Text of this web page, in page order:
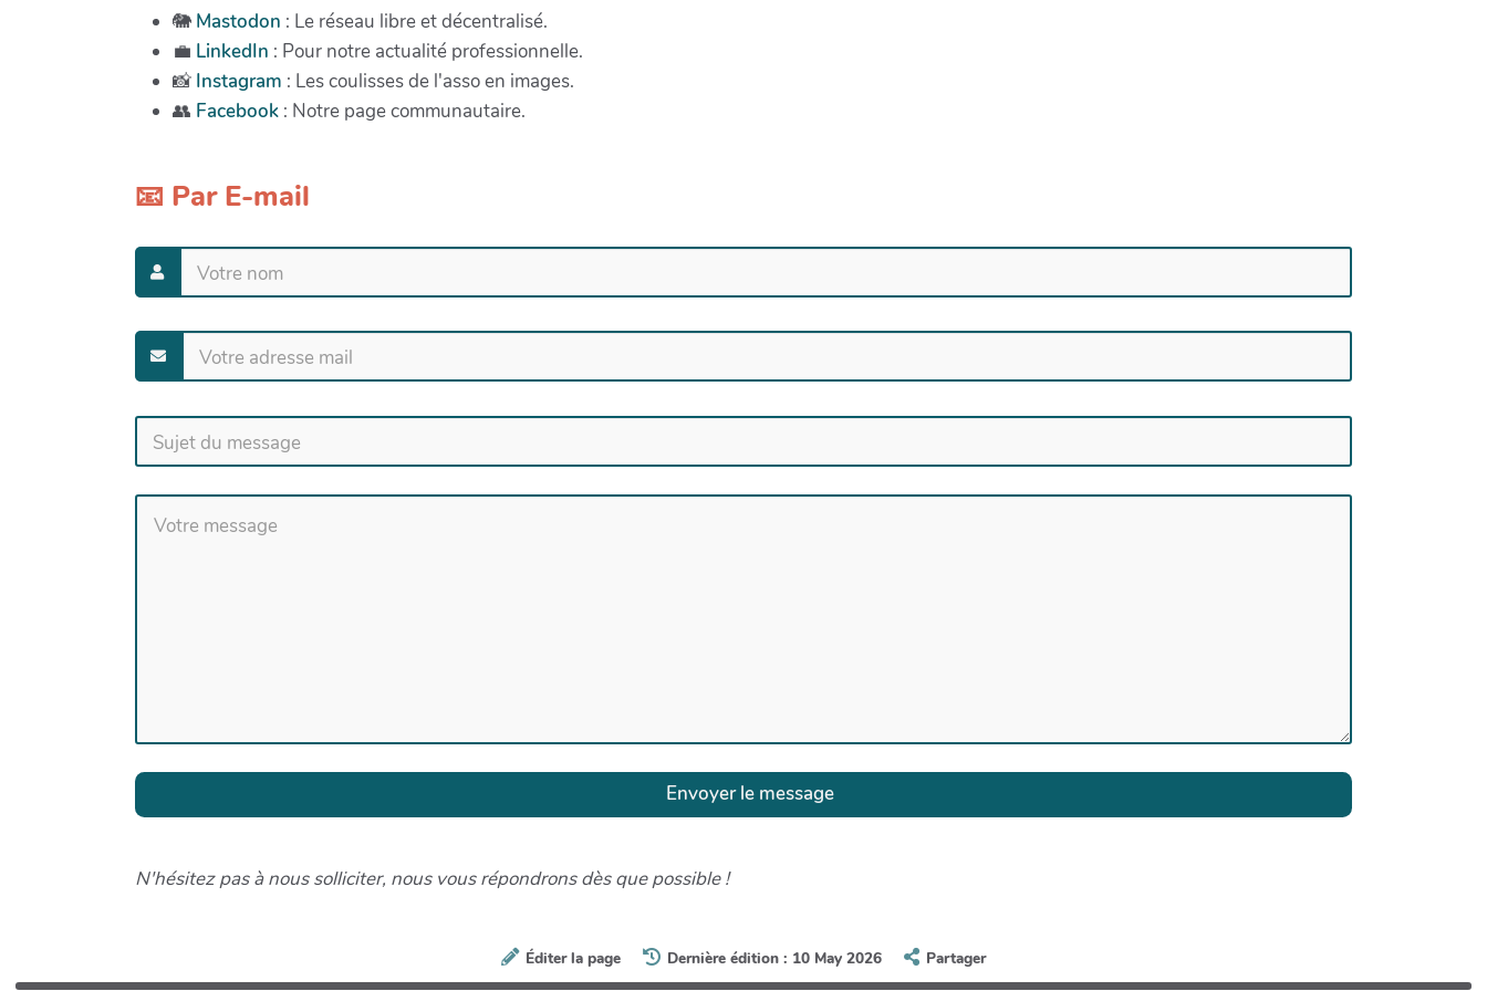
🐘 Mastodon : Le réseau libre et décentralisé.
💼 LinkedIn : Pour notre actualité professionnelle.
📸 Instagram : Les coulisses de l'asso en images.
👥 Facebook : Notre page communautaire.
📧 Par E-mail
Envoyer le message
N'hésitez pas à nous solliciter, nous vous répondrons dès que possible !
Éditer la page Dernière édition : 10 May 2026 Partager